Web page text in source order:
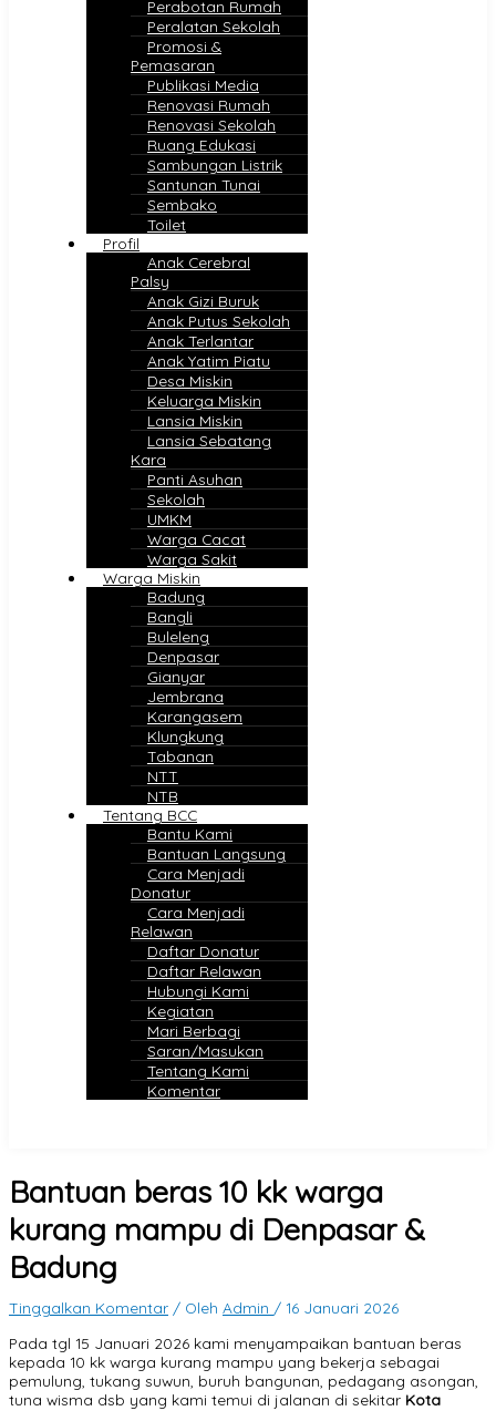
Perabotan Rumah
Peralatan Sekolah
Promosi &
Pemasaran
Publikasi Media
Renovasi Rumah
Renovasi Sekolah
Ruang Edukasi
Sambungan Listrik
Santunan Tunai
Sembako
Toilet
Profil
Anak Cerebral
Palsy
Anak Gizi Buruk
Anak Putus Sekolah
Anak Terlantar
Anak Yatim Piatu
Desa Miskin
Keluarga Miskin
Lansia Miskin
Lansia Sebatang
Kara
Panti Asuhan
Sekolah
UMKM
Warga Cacat
Warga Sakit
Warga Miskin
Badung
Bangli
Buleleng
Denpasar
Gianyar
Jembrana
Karangasem
Klungkung
Tabanan
NTT
NTB
Tentang BCC
Bantu Kami
Bantuan Langsung
Cara Menjadi
Donatur
Cara Menjadi
Relawan
Daftar Donatur
Daftar Relawan
Hubungi Kami
Kegiatan
Mari Berbagi
Saran/Masukan
Tentang Kami
Komentar
Bantuan beras 10 kk warga
kurang mampu di Denpasar &
Badung
Tinggalkan Komentar / Oleh Admin / 16 Januari 2026
Pada tgl 15 Januari 2026 kami menyampaikan bantuan beras
kepada 10 kk warga kurang mampu yang bekerja sebagai
pemulung, tukang suwun, buruh bangunan, pedagang asongan,
tuna wisma dsb yang kami temui di jalanan di sekitar Kota